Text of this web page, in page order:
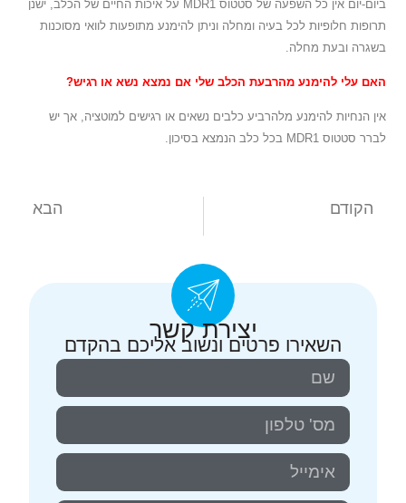
יצירת קשר
השאירו פרטים ונשוב אליכם בהקדם
ביום-יום אין כל השפעה של סטטוס MDR1 על איכות החיים של הכלב, ישנן
תרופות חלופיות לכל בעיה ומחלה וניתן להימנע מתופעות לוואי מסוכנות
בשגרה ובעת מחלה.
האם עלי להימנע מהרבעת הכלב שלי אם נמצא נשא או רגיש?
אין הנחיות להימנע מלהרביע כלבים נשאים או רגישים למוטציה, אך יש
לברר סטטוס MDR1 בכל כלב הנמצא בסיכון.
הקודם הבא